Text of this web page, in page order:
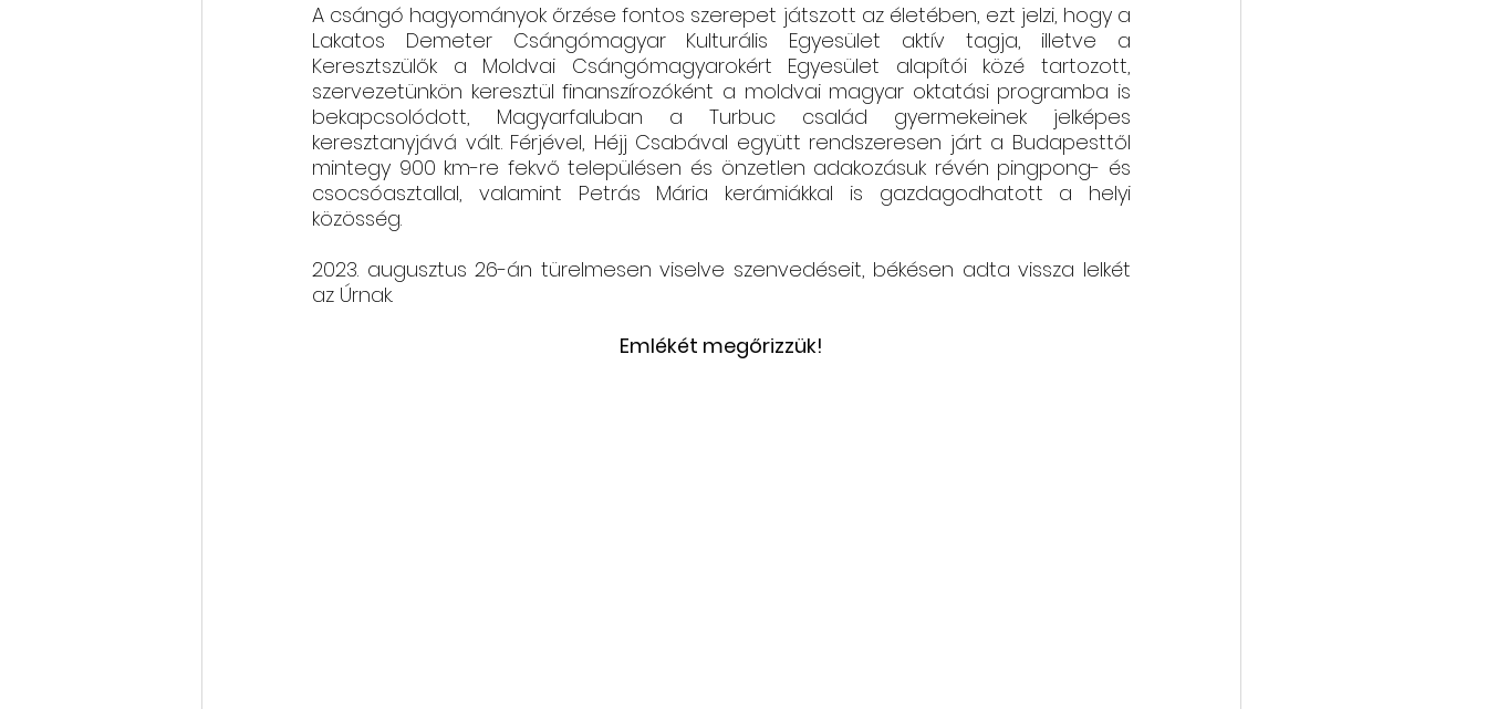
A csángó hagyományok őrzése fontos szerepet játszott az életében, ezt jelzi, hogy a
Lakatos Demeter Csángómagyar Kulturális Egyesület aktív tagja, illetve a
Keresztszülők a Moldvai Csángómagyarokért Egyesület alapítói közé tartozott,
szervezetünkön keresztül finanszírozóként a moldvai magyar oktatási programba is
bekapcsolódott, Magyarfaluban a Turbuc család gyermekeinek jelképes
keresztanyjává vált. Férjével, Héjj Csabával együtt rendszeresen járt a Budapesttől
mintegy 900 km-re fekvő településen és önzetlen adakozásuk révén pingpong- és
csocsóasztallal, valamint Petrás Mária kerámiákkal is gazdagodhatott a helyi
közösség.
2023. augusztus 26-án türelmesen viselve szenvedéseit, békésen adta vissza lelkét
az Úrnak.
Emlékét megőrizzük!